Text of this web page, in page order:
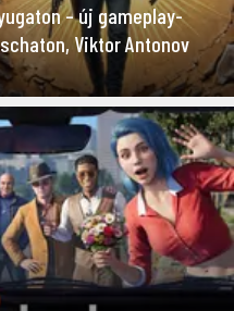
– új gameplay-
Viktor Antonov